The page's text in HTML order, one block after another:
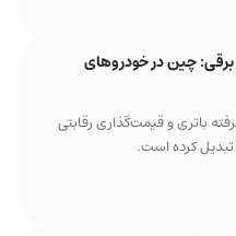
چین در خودروهای
و قیمت‌گذاری رقابتی
کرده است.